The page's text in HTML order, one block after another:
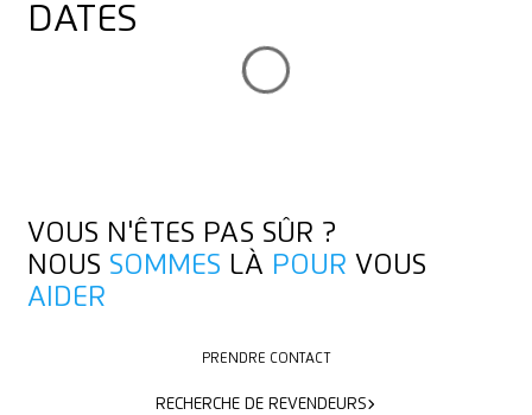
DATES
VOUS N'ÊTES PAS SÛR ?
NOUS SOMMES LÀ POUR VOUS
AIDER
PRENDRE CONTACT
RECHERCHE DE REVENDEURS